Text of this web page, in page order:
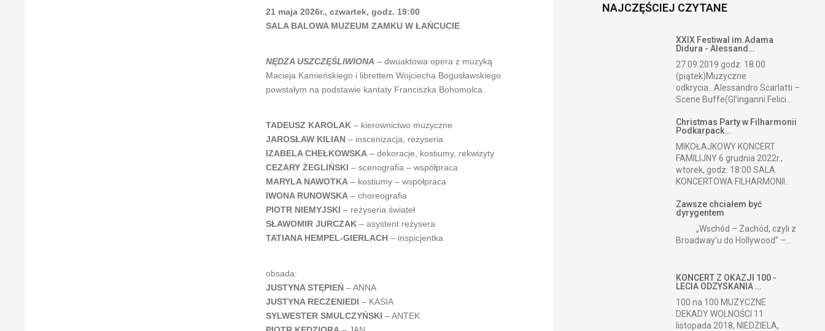
21 maja 2026r., czwartek, godz. 19:00
SALA BALOWA MUZEUM ZAMKU W ŁAŃCUCIE
NĘDZA USZCZĘŚLIWIONA – dwuaktowa opera z muzyką
Macieja Kamieńskiego i librettem Wojciecha Bogusławskiego
powstałym na podstawie kantaty Franciszka Bohomolca
TADEUSZ KAROLAK – kierownictwo muzyczne
JAROSŁAW KILIAN – inscenizacja, reżyseria
IZABELA CHEŁKOWSKA – dekoracje, kostiumy, rekwizyty
CEZARY ŻEGLIŃSKI – scenografia – współpraca
MARYLA NAWOTKA – kostiumy – współpraca
IWONA RUNOWSKA – choreografia
PIOTR NIEMYJSKI – reżyseria świateł
SŁAWOMIR JURCZAK – asystent reżysera
TATIANA HEMPEL-GIERLACH – inspicjentka
obsada:
JUSTYNA STĘPIEŃ – ANNA
JUSTYNA RECZENIEDI – KASIA
SYLWESTER SMULCZYŃSKI – ANTEK
NAJCZĘŚCIEJ CZYTANE
XXIX Festiwal im.Adama
Didura - Alessand…
27.09.2019 godz. 18.00
(piątek)Muzyczne
odkrycia...Alessandro Scarlatti –
Scene Buffe(Gl’inganni Felici...
Christmas Party w Filharmonii
Podkarpack…
MIKOŁAJKOWY KONCERT
FAMILIJNY 6 grudnia 2022r.,
wtorek, godz. 18:00 SALA
KONCERTOWA FILHARMONII...
Zawsze chciałem być
dyrygentem
„Wschód – Zachód, czyli z
Broadway’u do Hollywood” –...
KONCERT Z OKAZJI 100 -
LECIA ODZYSKANIA …
100 na 100 MUZYCZNE
DEKADY WOLNOŚCI 11
listopada 2018, NIEDZIELA,